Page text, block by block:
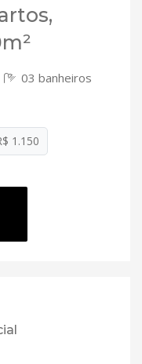
03 banheiros
1.150